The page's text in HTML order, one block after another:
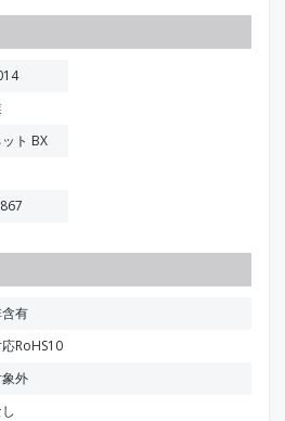
ト BX
有
RoHS10
外